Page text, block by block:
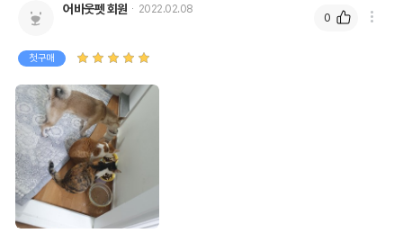
어바웃펫 회원 2022.02.08
첫구매
0